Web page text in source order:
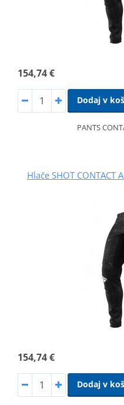
154,74 €
Dodaj v
PANTS
Hlače SHOT CONTACT
154,74 €
Dodaj v